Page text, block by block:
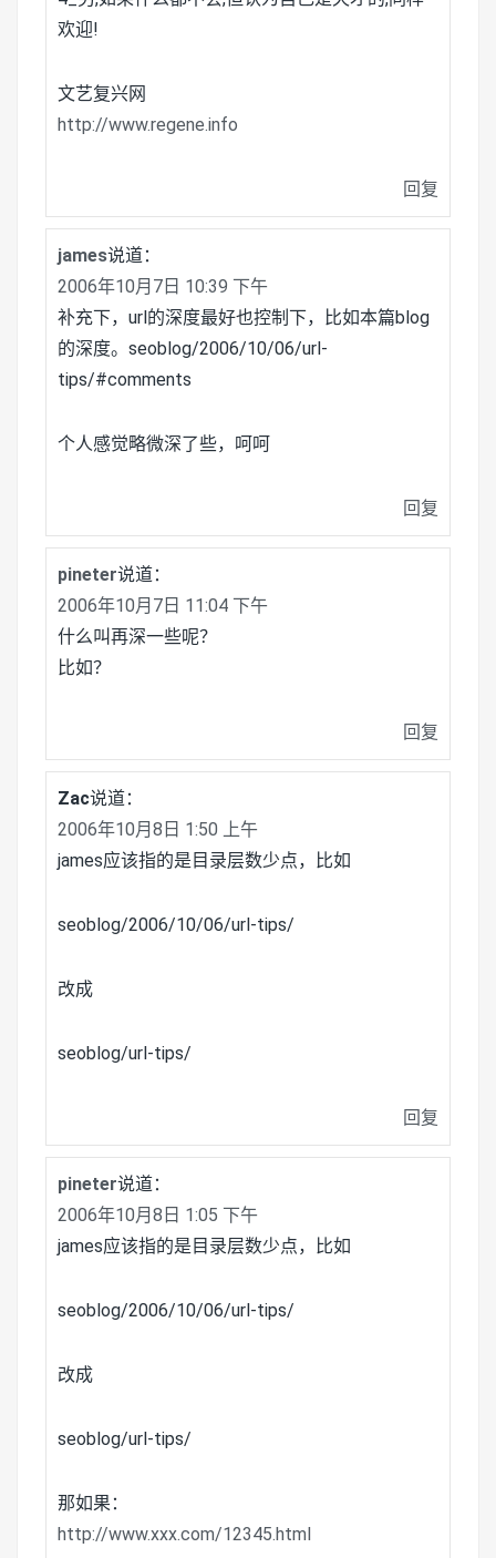
欢迎!
文艺复兴网
http://www.regene.info
回复
james说道：
2006年10月7日 10:39 下午
补充下，url的深度最好也控制下，比如本篇blog
的深度。seoblog/2006/10/06/url-
tips/#comments
个人感觉略微深了些，呵呵
回复
pineter说道：
2006年10月7日 11:04 下午
什么叫再深一些呢？
比如？
回复
Zac说道：
2006年10月8日 1:50 上午
james应该指的是目录层数少点，比如
seoblog/2006/10/06/url-tips/
改成
seoblog/url-tips/
回复
pineter说道：
2006年10月8日 1:05 下午
james应该指的是目录层数少点，比如
seoblog/2006/10/06/url-tips/
改成
seoblog/url-tips/
那如果：
http://www.xxx.com/12345.html